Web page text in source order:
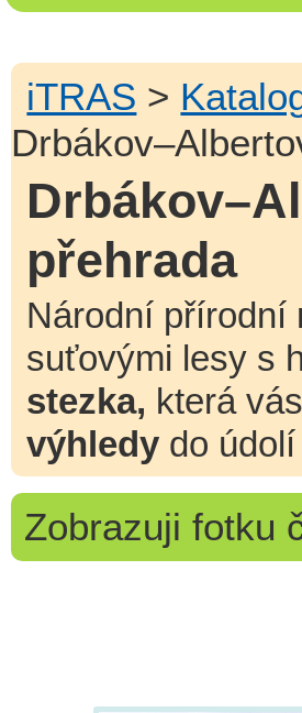
iTRAS >
přehrada
Národní
suťovými lesy s
stezka, která
výhledydo údolí
Zobrazuji fotku